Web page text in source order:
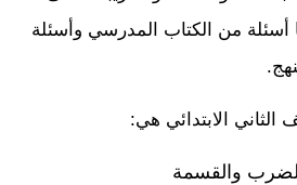
أسئلة من الكتاب المدرسي وأسئلة
الابتدائي هي:
الضرب والقسمة